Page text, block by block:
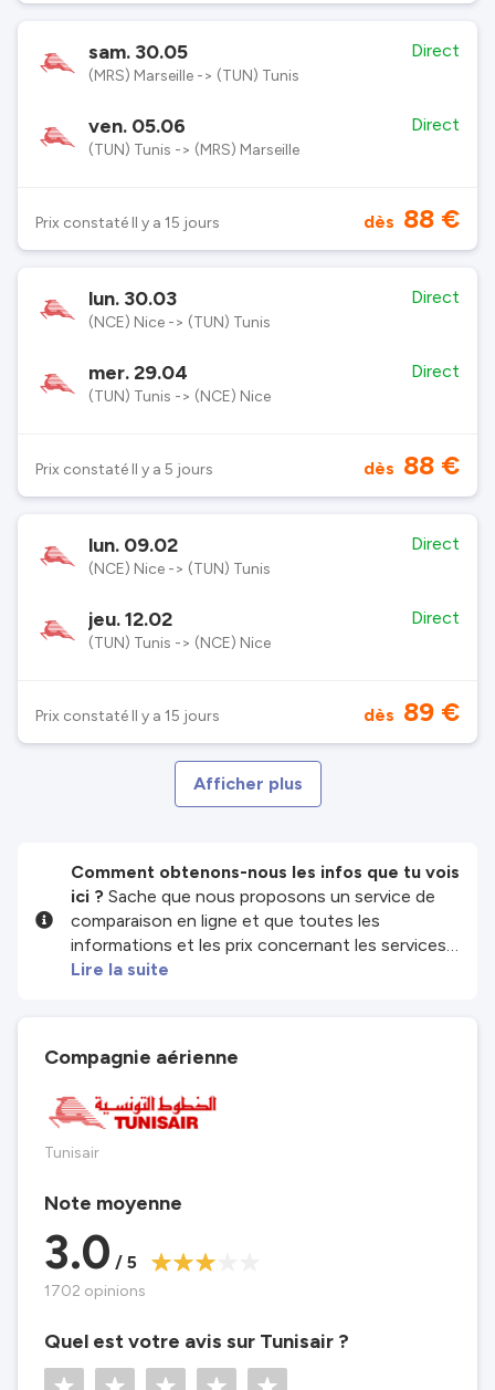
sam. 30.05
(MRS) Marseille -> (TUN) Tunis
Direct
ven. 05.06
(TUN) Tunis -> (MRS) Marseille
Direct
Prix constaté Il y a 15 jours dès 88 €
lun. 30.03
(NCE) Nice -> (TUN) Tunis
Direct
mer. 29.04
(TUN) Tunis -> (NCE) Nice
Direct
Prix constaté Il y a 5 jours dès 88 €
lun. 09.02
(NCE) Nice -> (TUN) Tunis
Direct
jeu. 12.02
(TUN) Tunis -> (NCE) Nice
Direct
Prix constaté Il y a 15 jours dès 89 €
Afficher plus
Comment obtenons-nous les infos que tu vois
ici ? Sache que nous proposons un service de
comparaison en ligne et que toutes les
informations et les prix concernant les services
et/ou produits disponibles sur notre site sont
responsables de l'exhaustivité ou de l'exactitude
des infos publiées. Vérifie donc attentivement
toutes les conditions sur le site du partenaire
générales
Lire la suite
Compagnie aérienne
Tunisair
Note moyenne
3.0 / 5
1702 opinions
Quel est votre avis sur Tunisair ?